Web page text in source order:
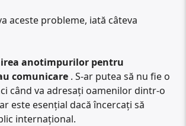
aceste probleme, iată câteva
anotimpurilor pentru
comunicare . S-ar putea să nu fie o
când va adresați oamenilor dintr-o
este esențial dacă încercați să
internațional.